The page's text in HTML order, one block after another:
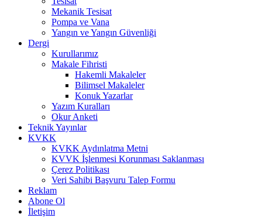
Mekanik Tesisat
Pompa ve Vana
Yangın ve Yangın Güvenliği
Dergi
Kurullarımız
Makale Fihristi
Hakemli Makaleler
Bilimsel Makaleler
Konuk Yazarlar
Yazım Kuralları
Okur Anketi
Teknik Yayınlar
KVKK
KVKK Aydınlatma Metni
KVVK İşlenmesi Korunması Saklanması
Çerez Politikası
Veri Sahibi Başvuru Talep Formu
Reklam
Abone Ol
İletişim